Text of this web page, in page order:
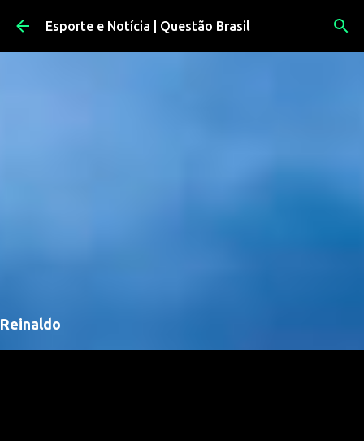
Pular para o conteúdo principal
Esporte e Notícia | Questão Brasil
Reinaldo